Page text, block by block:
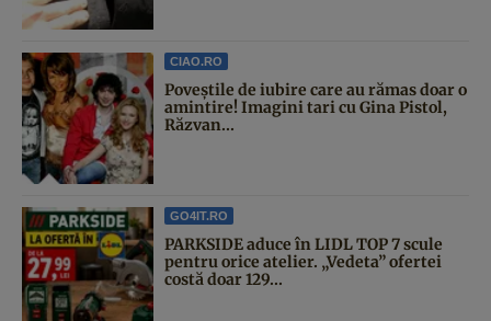
CIAO.RO
Poveştile de iubire care au rămas doar o
amintire! Imagini tari cu Gina Pistol,
Răzvan...
GO4IT.RO
PARKSIDE aduce în LIDL TOP 7 scule
pentru orice atelier. „Vedeta” ofertei
costă doar 129...